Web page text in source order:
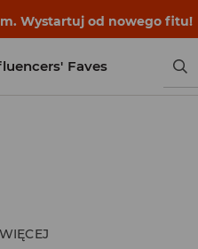
Wystartuj od nowego fitu!
Faves
WIĘCEJ